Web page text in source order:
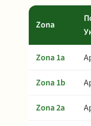
Zona
Zona 1a
Zona 1b
Zona 2a